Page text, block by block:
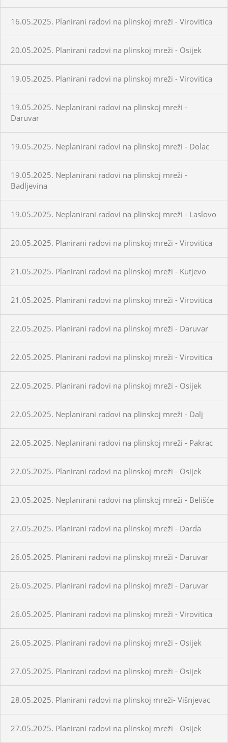
16.05.2025. Planirani radovi na plinskoj mreži - Virovitica
20.05.2025. Planirani radovi na plinskoj mreži - Osijek
19.05.2025. Planirani radovi na plinskoj mreži - Virovitica
19.05.2025. Neplanirani radovi na plinskoj mreži -
Daruvar
19.05.2025. Neplanirani radovi na plinskoj mreži - Dolac
19.05.2025. Neplanirani radovi na plinskoj mreži -
Badljevina
19.05.2025. Neplanirani radovi na plinskoj mreži - Laslovo
20.05.2025. Planirani radovi na plinskoj mreži - Virovitica
21.05.2025. Planirani radovi na plinskoj mreži - Kutjevo
21.05.2025. Planirani radovi na plinskoj mreži - Virovitica
22.05.2025. Planirani radovi na plinskoj mreži - Daruvar
22.05.2025. Planirani radovi na plinskoj mreži - Virovitica
22.05.2025. Planirani radovi na plinskoj mreži - Osijek
22.05.2025. Neplanirani radovi na plinskoj mreži - Dalj
22.05.2025. Neplanirani radovi na plinskoj mreži - Pakrac
22.05.2025. Planirani radovi na plinskoj mreži - Osijek
23.05.2025. Neplanirani radovi na plinskoj mreži - Belišće
27.05.2025. Planirani radovi na plinskoj mreži - Darda
26.05.2025. Planirani radovi na plinskoj mreži - Daruvar
26.05.2025. Planirani radovi na plinskoj mreži - Daruvar
26.05.2025. Planirani radovi na plinskoj mreži - Virovitica
26.05.2025. Planirani radovi na plinskoj mreži - Osijek
27.05.2025. Planirani radovi na plinskoj mreži - Osijek
28.05.2025. Planirani radovi na plinskoj mreži- Višnjevac
27.05.2025. Planirani radovi na plinskoj mreži - Osijek